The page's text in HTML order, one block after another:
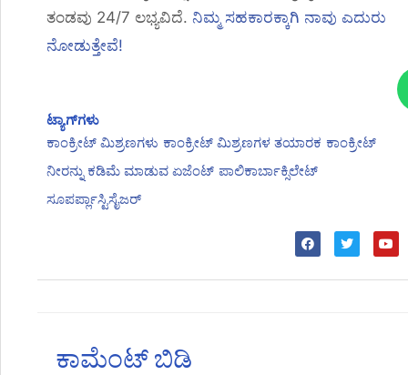
ತಂಡವು 24/7 ಲಭ್ಯವಿದೆ. ನಿಮ್ಮ ಸಹಕಾರಕ್ಕಾಗಿ ನಾವು ಎದುರು
ನೋಡುತ್ತೇವೆ!
ಟ್ಯಾಗ್‌ಗಳು
ಕಾಂಕ್ರೀಟ್ ಮಿಶ್ರಣಗಳು ಕಾಂಕ್ರೀಟ್ ಮಿಶ್ರಣಗಳ ತಯಾರಕ ಕಾಂಕ್ರೀಟ್
ನೀರನ್ನು ಕಡಿಮೆ ಮಾಡುವ ಏಜೆಂಟ್ ಪಾಲಿಕಾರ್ಬಾಕ್ಸಿಲೇಟ್
ಸೂಪರ್ಪ್ಲಾಸ್ಟಿಸೈಜರ್
ಕಾಮೆಂಟ್ ಬಿಡಿ